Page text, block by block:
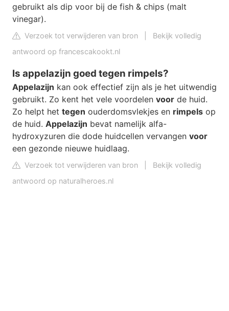
gebruikt als dip voor bij de fish & chips (malt
vinegar).
Verzoek tot verwijderen van bron
Bekijk volledig
antwoord op francescakookt.nl
Is appelazijn goed tegen rimpels?
Appelazijn kan ook effectief zijn als je het uitwendig
gebruikt. Zo kent het vele voordelen voor de huid.
Zo helpt het tegen ouderdomsvlekjes en rimpels op
de huid. Appelazijn bevat namelijk alfa-
hydroxyzuren die dode huidcellen vervangen voor
een gezonde nieuwe huidlaag.
Verzoek tot verwijderen van bron
Bekijk volledig
antwoord op naturalheroes.nl